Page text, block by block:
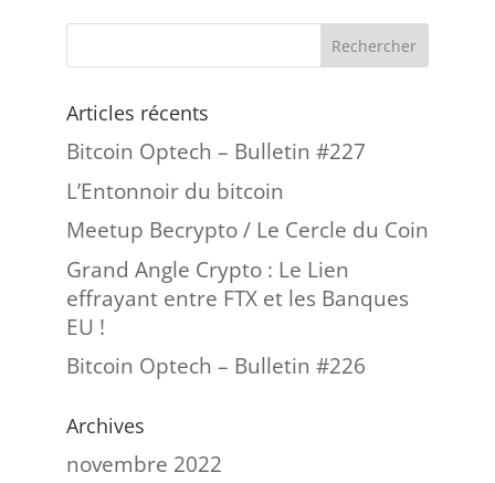
Articles récents
Bitcoin Optech – Bulletin #227
L’Entonnoir du bitcoin
Meetup Becrypto / Le Cercle du Coin
Grand Angle Crypto : Le Lien
effrayant entre FTX et les Banques
EU !
Bitcoin Optech – Bulletin #226
Archives
novembre 2022